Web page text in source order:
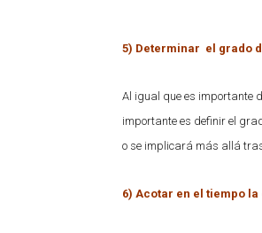
5) Determinar el grado
Al igual que es importante
importante es definir el
o se implicará más allá
6) Acotar en el tiempo